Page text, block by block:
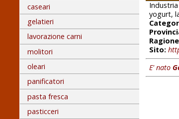
caseari
gelatieri
lavorazione carni
molitori
oleari
panificatori
pasta fresca
pasticceri
yogurt,
Sito:
E' nato